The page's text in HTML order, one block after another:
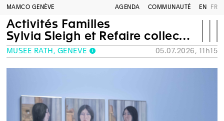
MAMCO GENÈVE AGENDA COMMUNAUTÉ EN FR
Activités Familles
Sylvia Sleigh et Refaire collection
MUSÉE RATH, GENÈVE 05.07.2026, 11h15